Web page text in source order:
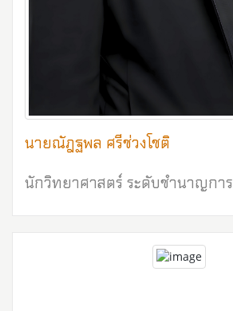
นายณัฎฐพล ศรีช่วงโชติ
นักวิทยาศาสตร์ ระดับชำนาญการ